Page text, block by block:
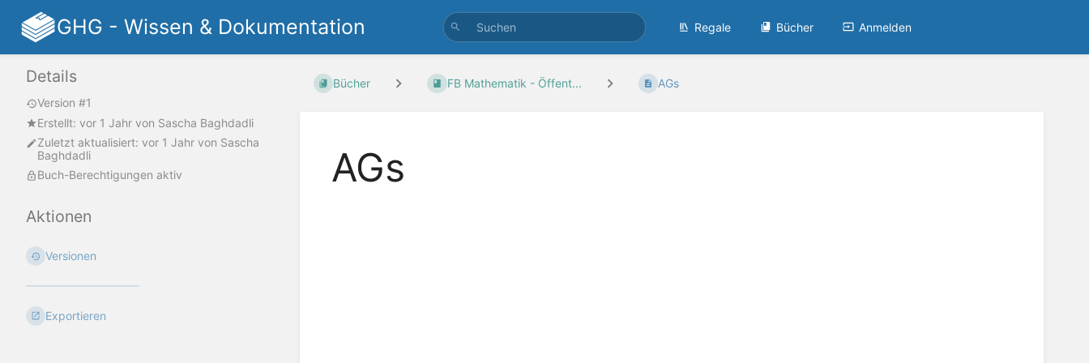
GHG - Wissen & Dokumentation Regale Bücher Anmelden
Bücher FB Mathematik - Öffent... AGs
AGs
Details
Version #1
Erstellt: vor 1 Jahr von Sascha Baghdadli
Zuletzt aktualisiert: vor 1 Jahr von Sascha
Baghdadli
Buch-Berechtigungen aktiv
Aktionen
Versionen
Exportieren